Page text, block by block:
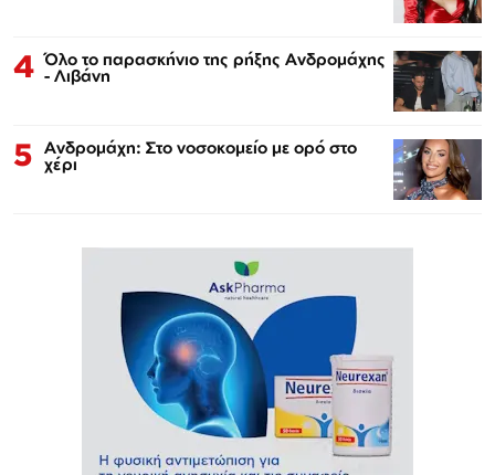
4 Όλο το παρασκήνιο της ρήξης Ανδρομάχης
- Λιβάνη
5 Ανδρομάχη: Στο νοσοκομείο με ορό στο
χέρι